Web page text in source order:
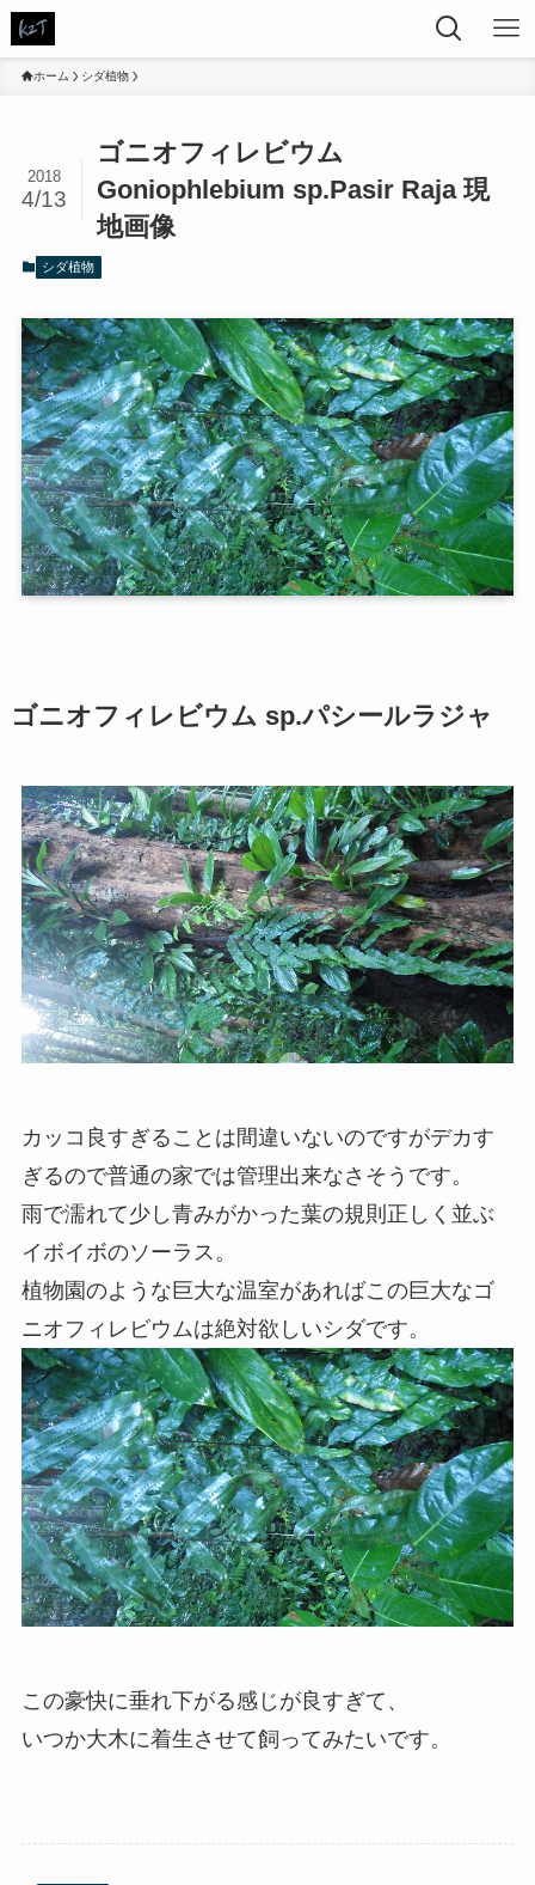
ホーム シダ植物
ゴニオフィレビウム
Goniophlebium sp.Pasir Raja 現
地画像
2018
4/13
シダ植物
ゴニオフィレビウム sp.パシールラジャ
カッコ良すぎることは間違いないのですがデカす
ぎるので普通の家では管理出来なさそうです。
雨で濡れて少し青みがかった葉の規則正しく並ぶ
イボイボのソーラス。
植物園のような巨大な温室があればこの巨大なゴ
ニオフィレビウムは絶対欲しいシダです。
この豪快に垂れ下がる感じが良すぎて、
いつか大木に着生させて飼ってみたいです。